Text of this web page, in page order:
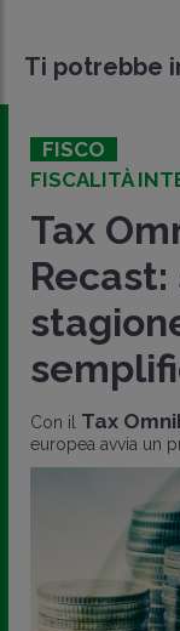
Ti potrebbe
FISCO
FISCALITÀ
Tax
Con il Tax
europea avvia un